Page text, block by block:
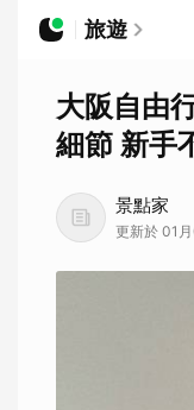
旅遊
大阪自由
細節 新手
景點家
更新於 01